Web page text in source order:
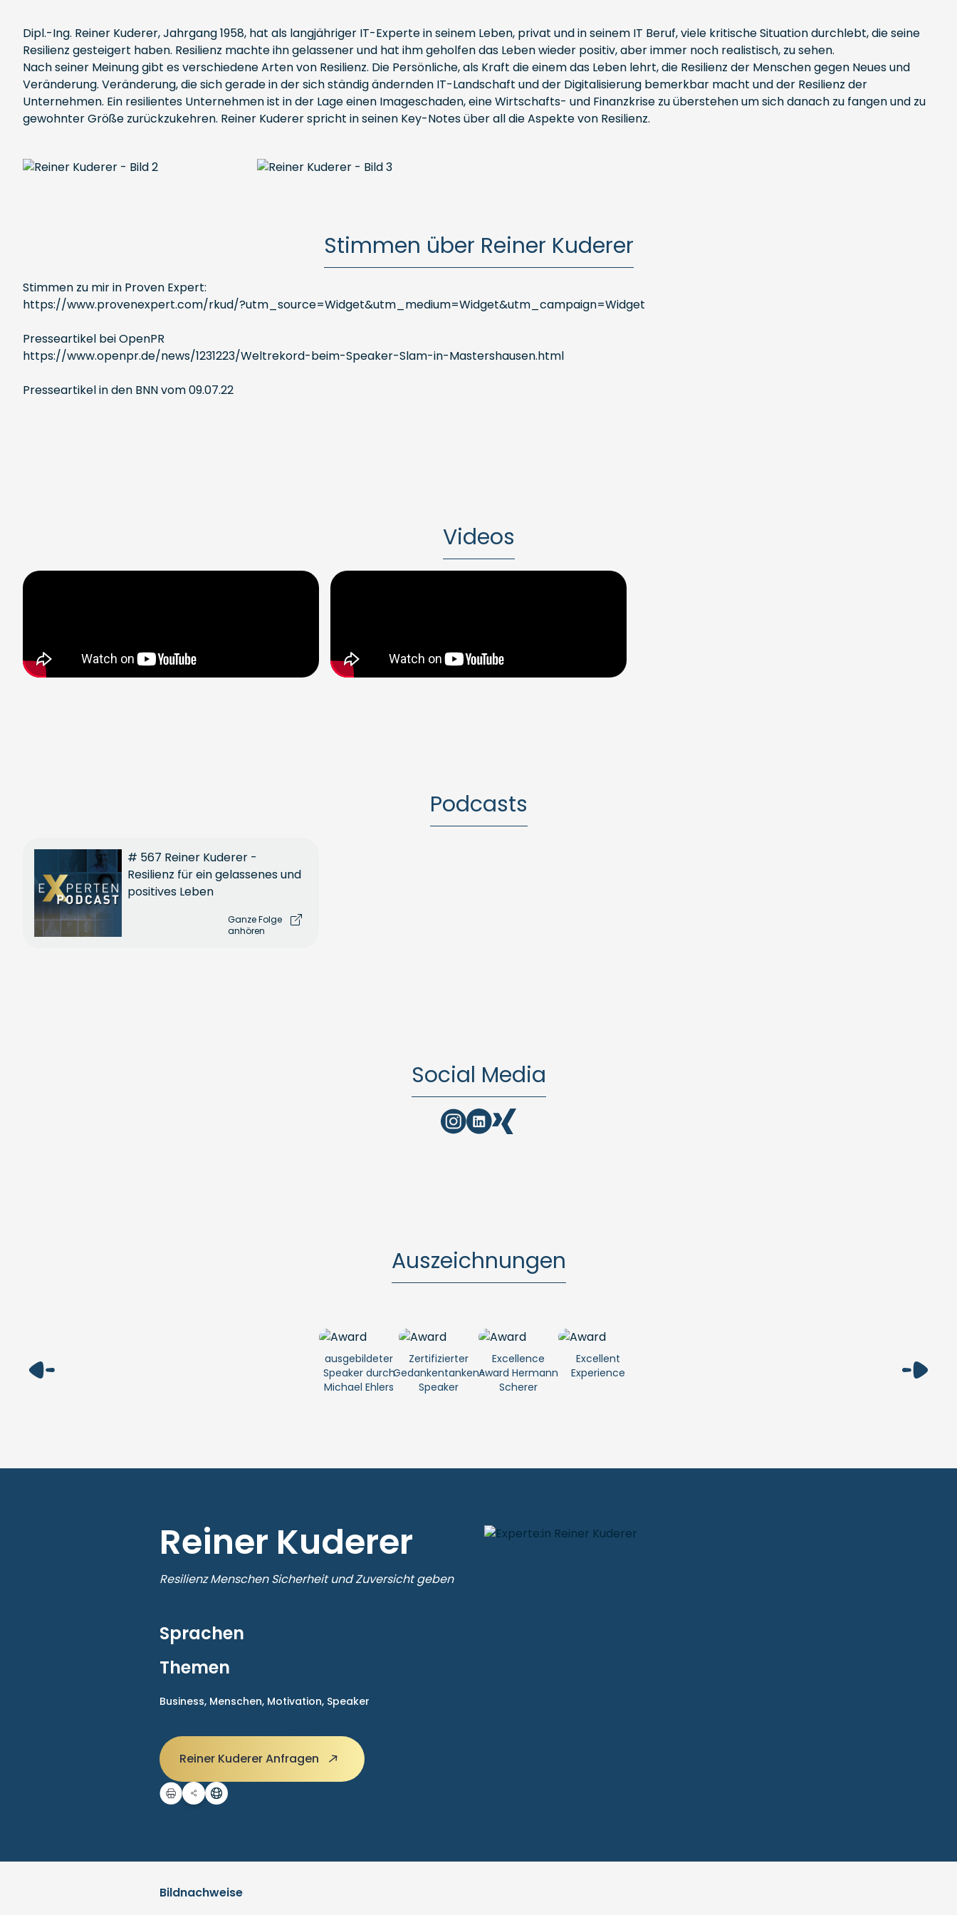
Dipl.-Ing. Reiner Kuderer, Jahrgang 1958, hat als langjähriger IT-Experte in seinem Leben, privat und in seinem IT Beruf, viele kritische Situation durchlebt, die seine
Resilienz gesteigert haben. Resilienz machte ihn gelassener und hat ihm geholfen das Leben wieder positiv, aber immer noch realistisch, zu sehen.
Nach seiner Meinung gibt es verschiedene Arten von Resilienz. Die Persönliche, als Kraft die einem das Leben lehrt, die Resilienz der Menschen gegen Neues und
Veränderung. Veränderung, die sich gerade in der sich ständig ändernden IT-Landschaft und der Digitalisierung bemerkbar macht und der Resilienz der
Unternehmen. Ein resilientes Unternehmen ist in der Lage einen Imageschaden, eine Wirtschafts- und Finanzkrise zu überstehen um sich danach zu fangen und zu
gewohnter Größe zurückzukehren. Reiner Kuderer spricht in seinen Key-Notes über all die Aspekte von Resilienz.
Stimmen über Reiner Kuderer
Stimmen zu mir in Proven Expert:
https://www.provenexpert.com/rkud/?utm_source=Widget&utm_medium=Widget&utm_campaign=Widget
Presseartikel bei OpenPR
https://www.openpr.de/news/1231223/Weltrekord-beim-Speaker-Slam-in-Mastershausen.html
Presseartikel in den BNN vom 09.07.22
Videos
Podcasts
# 567 Reiner Kuderer -
Resilienz für ein gelassenes und
positives Leben
Ganze Folge
anhören
Social Media
Auszeichnungen
ausgebildeter
Speaker durch
Michael Ehlers
Zertifizierter
Gedankentanken-
Speaker
Excellence
Award Hermann
Scherer
Excellent
Experience
Reiner Kuderer
Resilienz Menschen Sicherheit und Zuversicht geben
Sprachen
Themen
Business, Menschen, Motivation, Speaker
Reiner Kuderer Anfragen
Bildnachweise